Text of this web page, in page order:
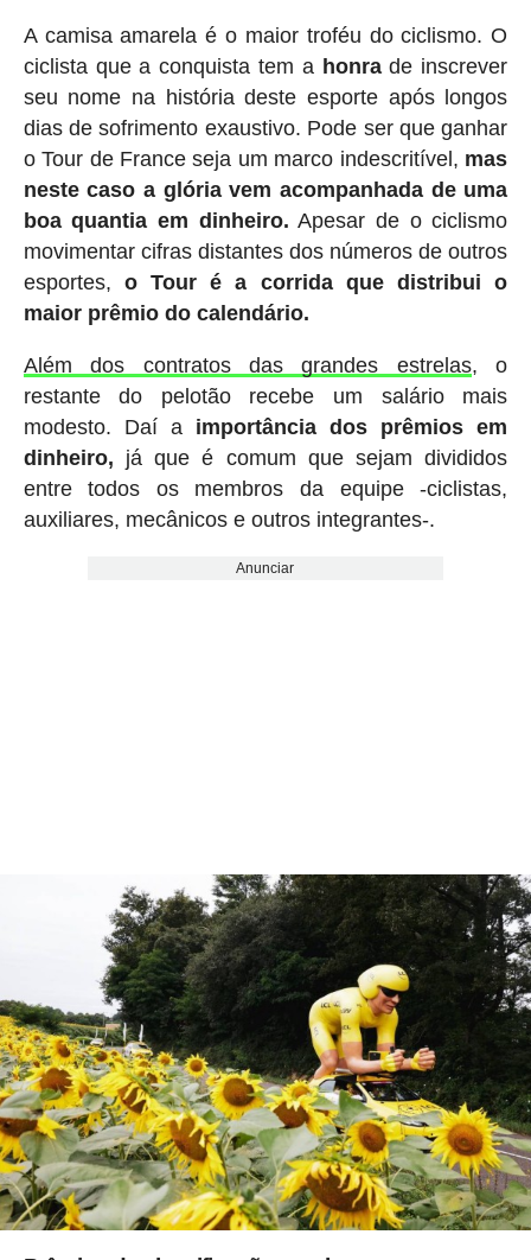
A camisa amarela é o maior troféu do ciclismo. O
ciclista que a conquista tem a honrade inscrever
seu nome na história deste esporte após longos
dias de sofrimento exaustivo. Pode ser que ganhar
o Tour de France seja um marco indescritível, mas
neste caso a glória vem acompanhada de uma
boa quantia em dinheiro. Apesar de o ciclismo
movimentar cifras distantes dos números de outros
esportes, o Tour é a corrida que distribui o
maior prêmio do calendário.
Além dos contratos das grandes estrelas, o
restante do pelotão recebe um salário mais
modesto. Daí a importância dos prêmios em
dinheiro, já que é comum que sejam divididos
entre todos os membros da equipe -ciclistas,
auxiliares, mecânicos e outros integrantes-.
Anunciar